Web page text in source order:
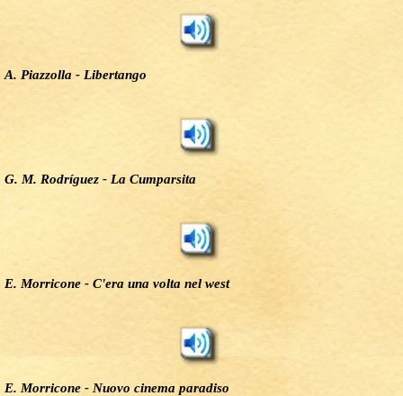
A. Piazzolla - Libertango
-
G. M. Rodríguez - La Cumparsita
-
E. Morricone - C'era una volta nel west
-
E. Morricone - Nuovo cinema paradiso